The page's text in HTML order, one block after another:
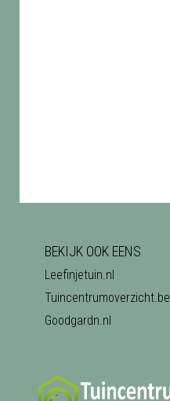
BEKIJK OOK EENS
Leefinjetuin.nl
Tuincentrumoverzicht.be
Goodgardn.nl